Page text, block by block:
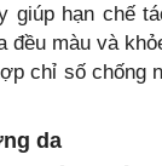
giúp hạn chế
đều màu và
chỉ số chống
da